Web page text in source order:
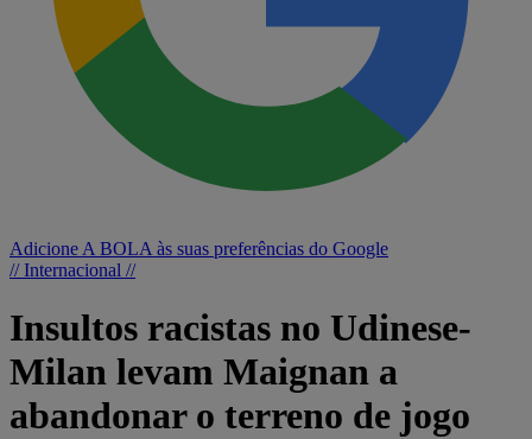
Adicione A BOLA às suas preferências do Google
// Internacional //
Insultos racistas no Udinese-
Milan levam Maignan a
abandonar o terreno de jogo